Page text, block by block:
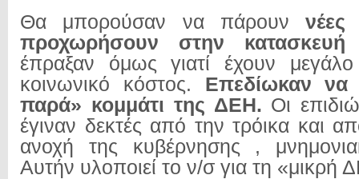
Θα μπορούσαν να πάρουννέες
προχωρήσουν στην κατασκευή
έπραξαν όμως γιατί έχουν μεγάλο
κοινωνικό κόστος. Επεδίωκαν
παρά» κομμάτι της ΔΕΗ. Οι
έγιναν δεκτές από την τρόικα και
ανοχή της κυβέρνησης ,
Αυτήν υλοποιεί το ν/σ για τη «μικρή